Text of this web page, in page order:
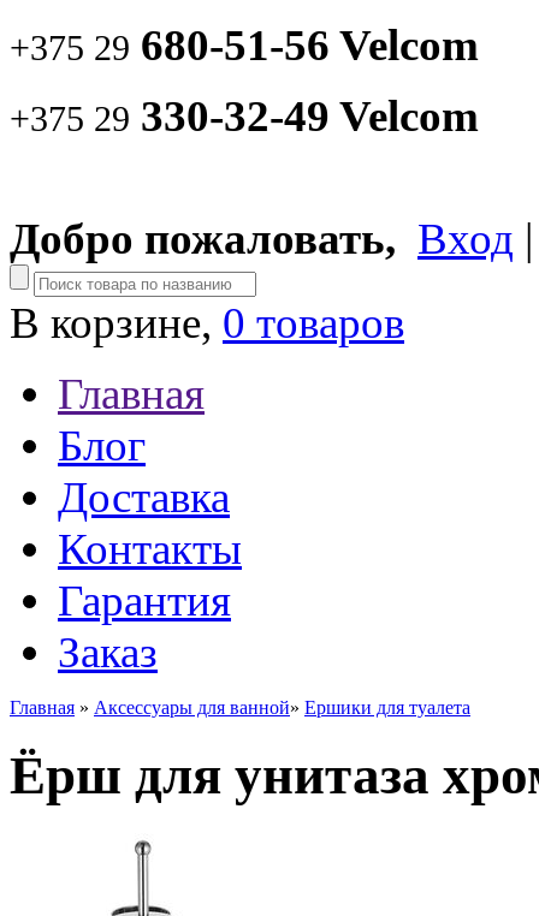
+375 29 680-51-56 Velcom
+375 29 330-32-49 Velcom
Добро пожаловать, Вход
В корзине, 0 товаров
Главная
Блог
Доставка
Контакты
Гарантия
Заказ
Главная » Аксессуары для ванной» Ершики для туалета
Ёрш для унитаза